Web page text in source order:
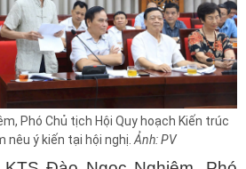
Phó Chủ tịch Hội Quy hoạch Kiến trúc
nêu ý kiến tại hội nghị. Ảnh: PV